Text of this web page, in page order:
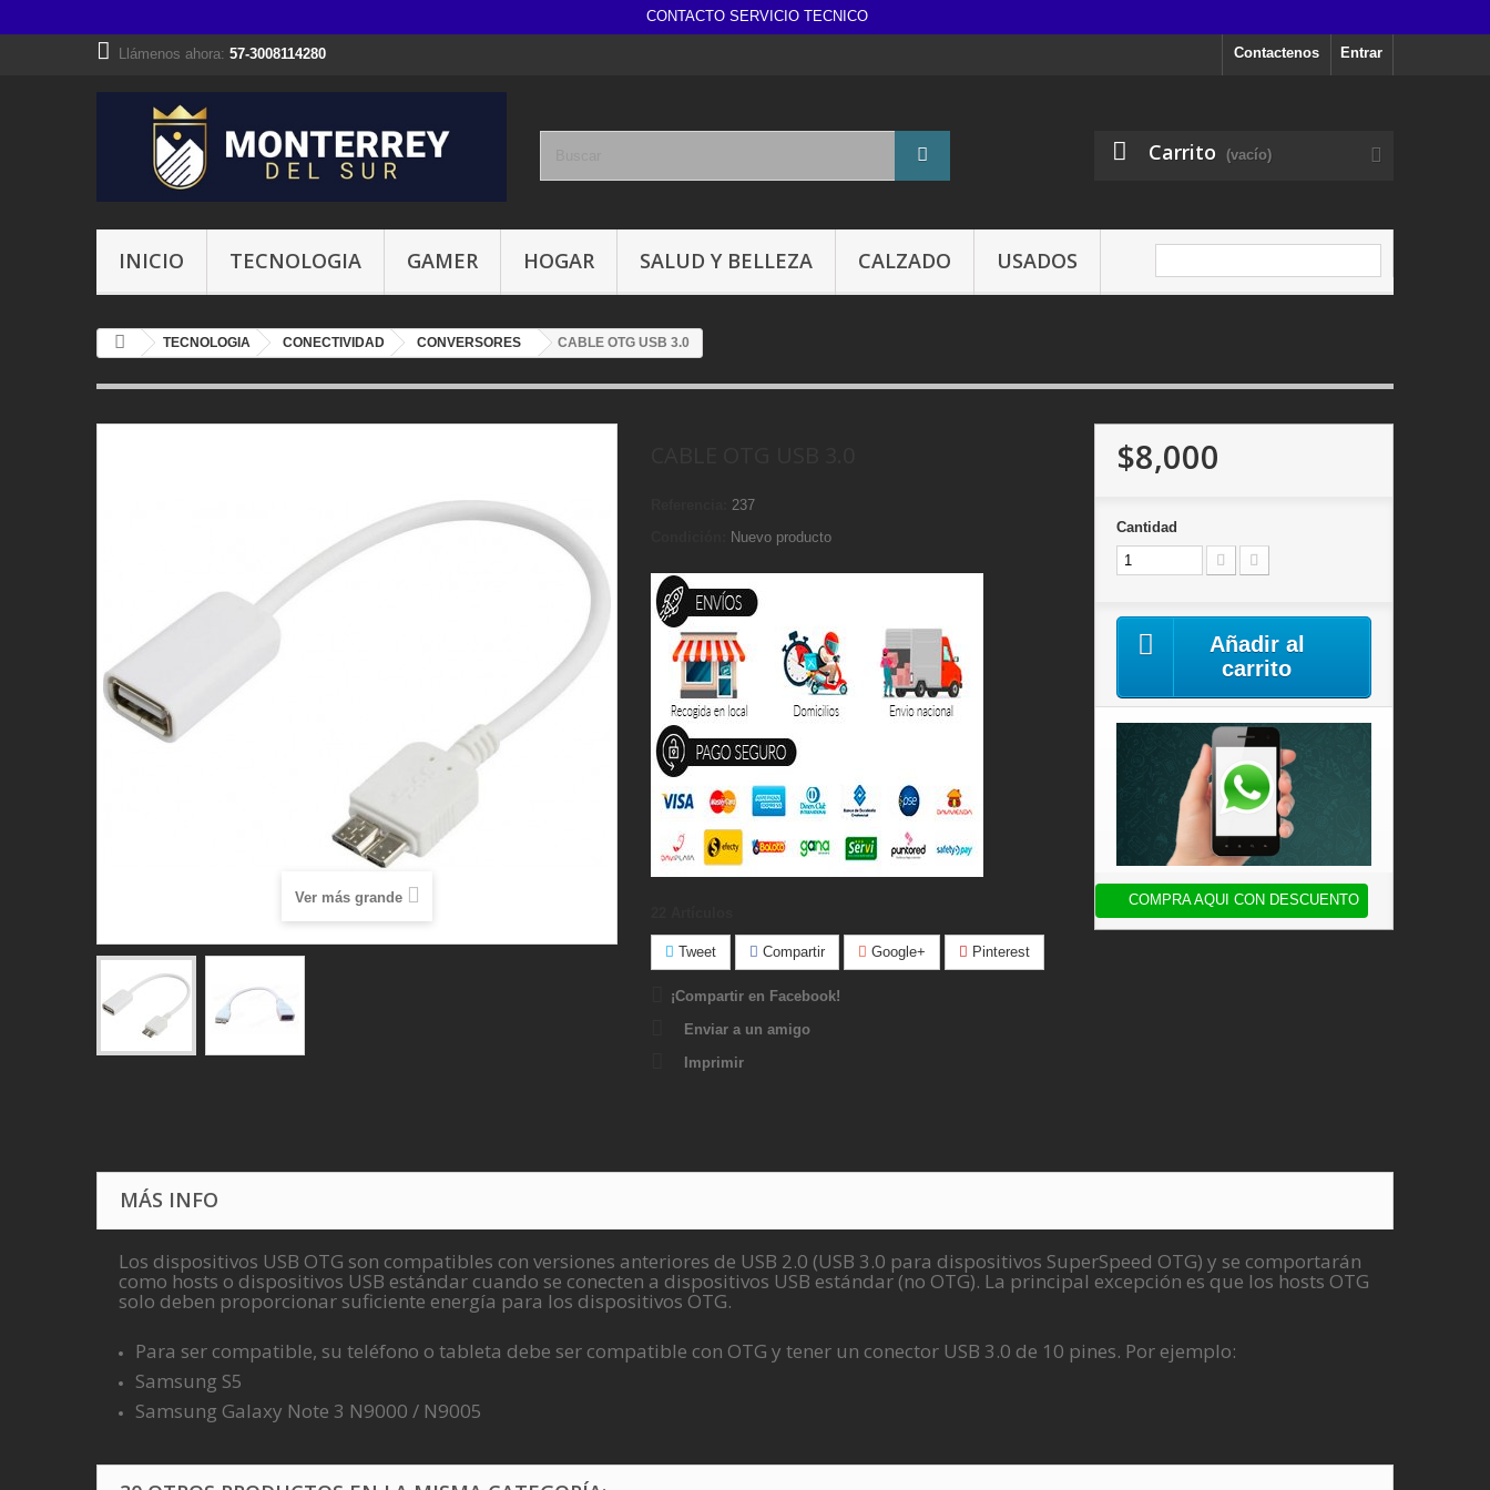
CONTACTO SERVICIO TECNICO
Entrar
Contactenos
Llámenos ahora: 57-3008114280
Carrito (vacío)
INICIO TECNOLOGIA GAMER HOGAR SALUD Y BELLEZA CALZADO USADOS
TECNOLOGIA CONECTIVIDAD CONVERSORES CABLE OTG USB 3.0
Ver más grande
237
Nuevo producto
Tweet Compartir Google+ Pinterest
¡Compartir en Facebook!
Enviar a un amigo
Imprimir
$8,000
Cantidad
Añadir al
carrito
COMPRA AQUI CON DESCUENTO
MÁS INFO
Los dispositivos USB OTG son compatibles con versiones anteriores de USB 2.0 (USB 3.0 para dispositivos SuperSpeed ​​OTG) y se comportarán
como hosts o dispositivos USB estándar cuando se conecten a dispositivos USB estándar (no OTG). La principal excepción es que los hosts OTG
solo deben proporcionar suficiente energía para los dispositivos OTG.
Para ser compatible, su teléfono o tableta debe ser compatible con OTG y tener un conector USB 3.0 de 10 pines. Por ejemplo:
Samsung S5
Samsung Galaxy Note 3 N9000 / N9005